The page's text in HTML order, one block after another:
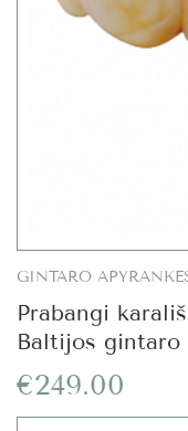
GINTARO
Prabangi
Baltijos gintaro
€249.00